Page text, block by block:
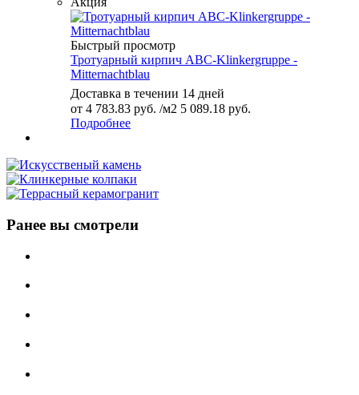
Быстрый просмотр
Тротуарный кирпич ABC-Klinkergruppe -
Mitternachtblau
Доставка в течении 14 дней
от 4 783.83 руб. /м2 5 089.18 руб.
Подробнее
Ранее вы смотрели